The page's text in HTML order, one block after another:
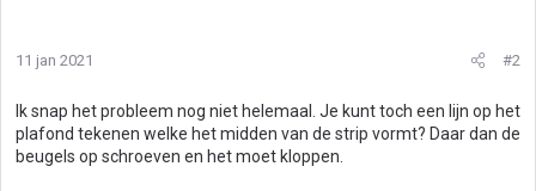
11 jan 2021 #2
Ik snap het probleem nog niet helemaal. Je kunt toch een lijn op het
plafond tekenen welke het midden van de strip vormt? Daar dan de
beugels op schroeven en het moet kloppen.